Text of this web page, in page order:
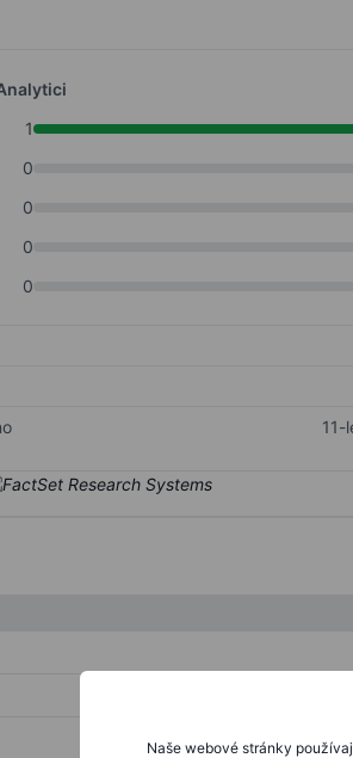
Naše webové stránky
1
0
0
0
0
11-